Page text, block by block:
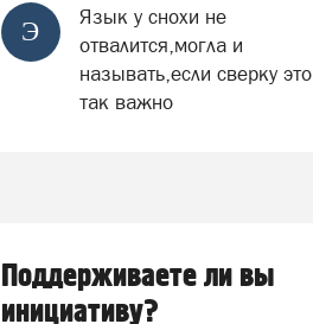
Э
Язык у снохи не
отвалится,могла и
называть,если сверку это
так важно
Поддерживаете ли вы
инициативу?